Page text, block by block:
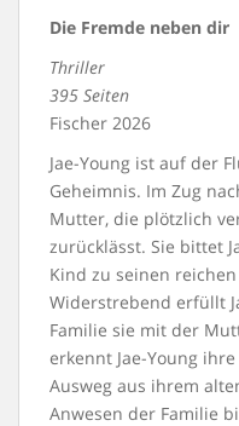
Die Fremde neben dir
395 Seiten
Fischer 2026
Jae-Young ist auf der
Geheimnis. Im Zug
Mutter, die plötzlich
zurücklässt. Sie bittet
Kind zu seinen
Widerstrebend erfüllt
Familie sie mit der
erkennt Jae-Young
Ausweg aus ihrem
Anwesen der Familie